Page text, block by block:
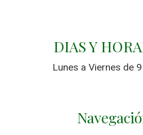
DIAS Y
Lunes a Viernes de